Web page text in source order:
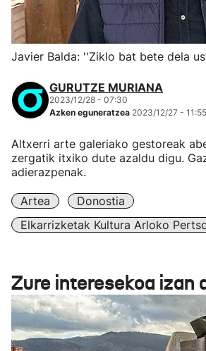
Javier Balda: ''Ziklo bat bete dela
GURUTZE MURIANA
2023/12/28 - 07:30
Azken eguneratzea 2023/12/27 - 11:55
Altxerri arte galeriako gestoreak
zergatik itxiko dute azaldu digu.
adierazpenak.
Artea
Donostia
Elkarrizketak Kultura Arloko
Zure interesekoa izan